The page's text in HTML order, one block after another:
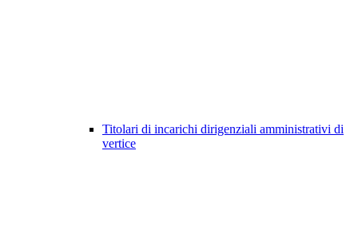
Titolari di incarichi dirigenziali amministrativi di
vertice